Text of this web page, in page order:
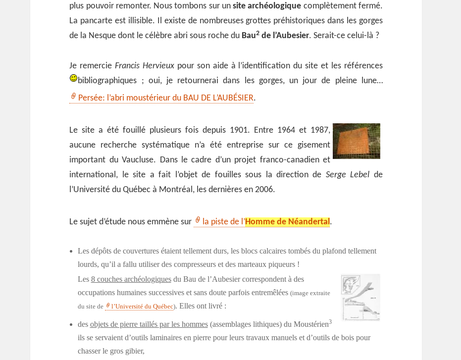
plus pouvoir remonter. Nous tombons sur unsite archéologique complètement fermé.
La pancarte est illisible. Il existe de nombreuses grottes préhistoriques dans les gorges
de la Nesque dont le célèbre abri sous roche du Bau2 de l’Aubesier. Serait-ce celui-là ?
Je remercieFrancis Hervieux pour son aide à l’identification du site et les références
bibliographiques ; oui, je retournerai dans les gorges, un jour de pleine lune…
Persée: l’abri moustérieur du BAU DE L’AUBÉSIER.
Le site a été fouillé plusieurs fois depuis 1901. Entre 1964 et 1987,
aucune recherche systématique n’a été entreprise sur ce gisement
important du Vaucluse. Dans le cadre d’un projet franco-canadien et
international, le site a fait l’objet de fouilles sous la direction de Serge Lebel de
l’Université du Québec à Montréal, les dernières en 2006.
Le sujet d’étude nous emmène sur la piste de l’Homme de Néandertal.
Les dépôts de couvertures étaient tellement durs, les blocs calcaires tombés du plafond tellement
lourds, qu’il a fallu utiliser des compresseurs et des marteaux piqueurs !
Les 8 couches archéologiquesdu Bau de l’Aubesier correspondent à des
occupations humaines successives et sans doute parfois entremêlées (image extraite
du site de
l’Université du Québec). Elles ont livré :
des objets de pierre taillés par les hommes(assemblages lithiques) du Moustérien3
ils se servaient d’outils laminaires en pierre pour leurs travaux manuels et d’outils de bois pour
chasser le gros gibier,